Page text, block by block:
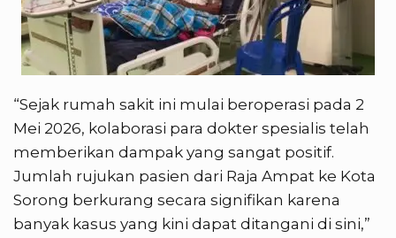
“Sejak rumah sakit ini mulai beroperasi pada 2
Mei 2026, kolaborasi para dokter spesialis telah
memberikan dampak yang sangat positif.
Jumlah rujukan pasien dari Raja Ampat ke Kota
Sorong berkurang secara signifikan karena
banyak kasus yang kini dapat ditangani di sini,”